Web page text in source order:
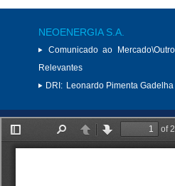
NEOENERGIA S.A.
Comunicado ao
Relevantes
DRI: Leonardo Pimenta Gadelha